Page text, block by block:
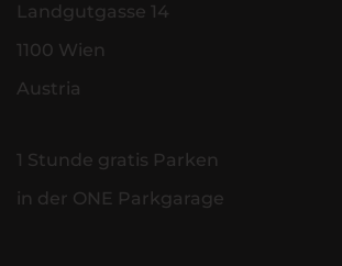
Landgutgasse 14
1100 Wien
Austria
1 Stunde gratis Parken
in der ONE Parkgarage